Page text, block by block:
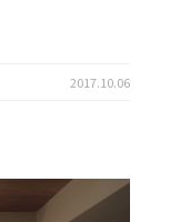
2017.10.06